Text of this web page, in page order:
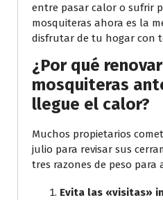
entre pasar calor o sufrir
mosquiteras ahora es la
disfrutar de tu hogar con
¿Por qué
mosquiteras
llegue el calor?
Muchos propietarios
julio para revisar sus
tres razones de peso para
Evita las «visitas»